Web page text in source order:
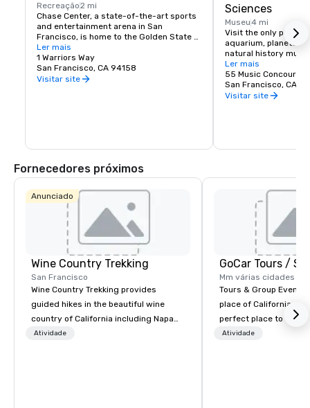
Recreação2 mi
Chase Center, a state-of-the-art sports
and entertainment arena in San
Francisco, is home to the Golden State
Warriors and nearly 200 events per year.
Ler mais
1 Warriors Way
San Francisco, CA 94158
Visitar site
Sciences
Museu4 mi
Visit the only place
aquarium,
natural history
living roof.
Ler mais
55 Music Concourse
San Francisco, CA
Visitar site
Fornecedores próximos
Anunciado
Wine Country Trekking
San Francisco
Wine Country Trekking provides
guided hikes in the beautiful wine
country of California including Napa
and Sonoma Valleys. These
Atividade
Mm várias cidades
Tours & Group Events
place of California.
perfect place to visit
mix fun with history
Atividade